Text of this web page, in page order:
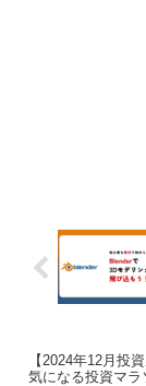
【2024年12月投
気になる投資マラ